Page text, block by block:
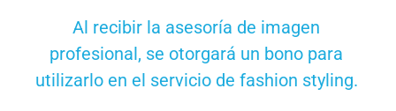
Al recibir la asesoría de imagen
profesional, se otorgará un bono para
utilizarlo en el servicio de fashion styling.